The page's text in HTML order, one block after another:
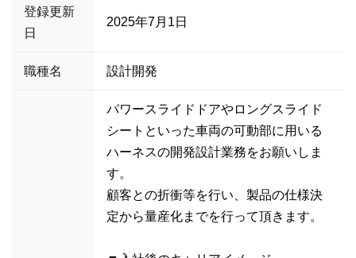
登録更新
日
2025年7月1日
職種名 設計開発
パワースライドドアやロングスライド
シートといった車両の可動部に用いる
ハーネスの開発設計業務をお願いしま
す。
顧客との折衝等を行い、製品の仕様決
定から量産化までを行って頂きます。